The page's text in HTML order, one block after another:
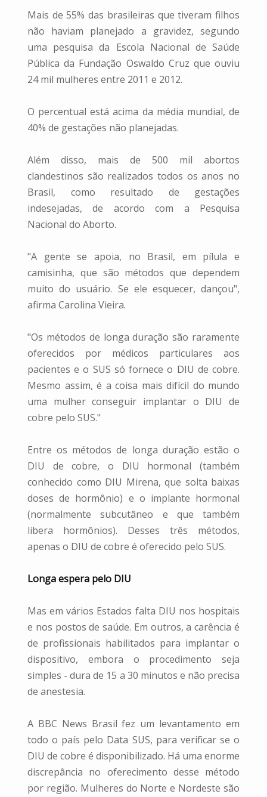
Mais de 55% das brasileiras que tiveram filhos
não haviam planejado a gravidez, segundo
uma pesquisa da Escola Nacional de Saúde
Pública da Fundação Oswaldo Cruz que ouviu
24 mil mulheres entre 2011 e 2012.
O percentual está acima da média mundial, de
40% de gestações não planejadas.
Além disso, mais de 500 mil abortos
clandestinos são realizados todos os anos no
Brasil, como resultado de gestações
indesejadas, de acordo com a Pesquisa
Nacional do Aborto.
"A gente se apoia, no Brasil, em pílula e
camisinha, que são métodos que dependem
muito do usuário. Se ele esquecer, dançou",
afirma Carolina Vieira.
"Os métodos de longa duração são raramente
oferecidos por médicos particulares aos
pacientes e o SUS só fornece o DIU de cobre.
Mesmo assim, é a coisa mais difícil do mundo
uma mulher conseguir implantar o DIU de
cobre pelo SUS."
Entre os métodos de longa duração estão o
DIU de cobre, o DIU hormonal (também
conhecido como DIU Mirena, que solta baixas
doses de hormônio) e o implante hormonal
(normalmente subcutâneo e que também
libera hormônios). Desses três métodos,
apenas o DIU de cobre é oferecido pelo SUS.
Longa espera pelo DIU
Mas em vários Estados falta DIU nos hospitais
e nos postos de saúde. Em outros, a carência é
de profissionais habilitados para implantar o
dispositivo, embora o procedimento seja
simples - dura de 15 a 30 minutos e não precisa
de anestesia.
A BBC News Brasil fez um levantamento em
todo o país pelo Data SUS, para verificar se o
DIU de cobre é disponibilizado. Há uma enorme
discrepância no oferecimento desse método
por região. Mulheres do Norte e Nordeste são